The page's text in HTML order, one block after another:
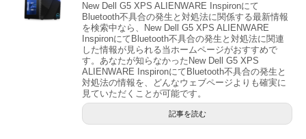
New Dell G5 XPS ALIENWARE Inspironにて
Bluetooth不具合の発生と対処法に関係する最新情報
を検索中なら、New Dell G5 XPS ALIENWARE
InspironにてBluetooth不具合の発生と対処法に関連
した情報が見られる当ホームページがおすすめで
す。あなたが知らなかったNew Dell G5 XPS
ALIENWARE InspironにてBluetooth不具合の発生と
対処法の情報を、どんなウェブページよりも確実に
見ていただくことが可能です。
記事を読む